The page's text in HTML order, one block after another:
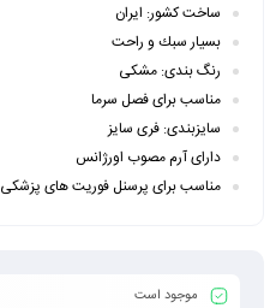
ساخت کشور: ایران
بسيار سبك و راحت
رنگ بندی: مشکی
مناسب برای فصل سرما
سايزبندی: فری سایز
دارای آرم مصوب اورژانس
مناسب برای پرسنل فوریت های پزشکی
موجود است